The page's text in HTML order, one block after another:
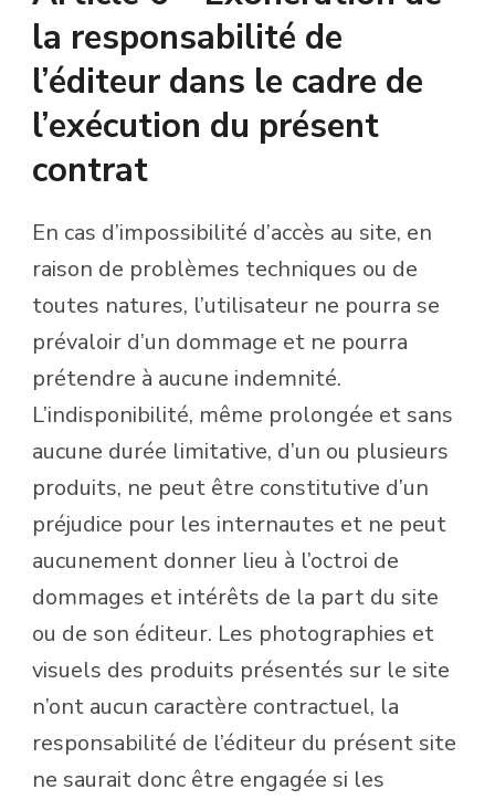
la responsabilité de
l’éditeur dans le cadre de
l’exécution du présent
contrat
En cas d’impossibilité d’accès au site, en
raison de problèmes techniques ou de
toutes natures, l’utilisateur ne pourra se
prévaloir d’un dommage et ne pourra
prétendre à aucune indemnité.
L’indisponibilité, même prolongée et sans
aucune durée limitative, d’un ou plusieurs
produits, ne peut être constitutive d’un
préjudice pour les internautes et ne peut
aucunement donner lieu à l’octroi de
dommages et intérêts de la part du site
ou de son éditeur. Les photographies et
visuels des produits présentés sur le site
n’ont aucun caractère contractuel, la
responsabilité de l’éditeur du présent site
ne saurait donc être engagée si les